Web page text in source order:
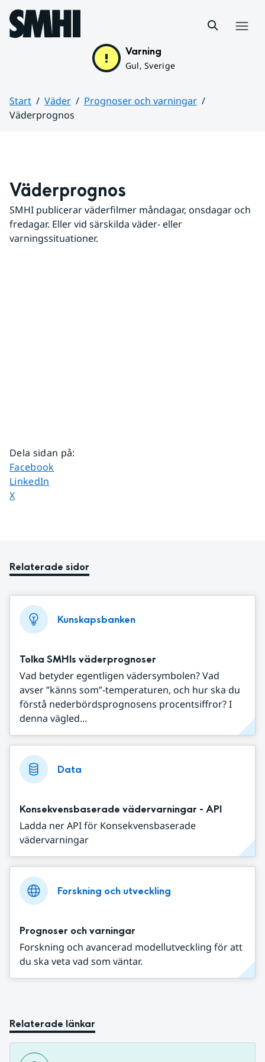
Hoppa till sidans innehåll
Varning
Gul, Sverige
Start Väder
Prognoser och varningar
Väderprognos
Väderprognos
SMHI publicerar väderfilmer måndagar, onsdagar och
fredagar. Eller vid särskilda väder- eller
varningssituationer.
Dela sidan på:
Dela sidan på
Facebook
Dela sidan på
LinkedIn
Dela sidan på
X
Relaterade sidor
Kunskapsbanken
Tolka SMHIs väderprognoser
Vad betyder egentligen vädersymbolen? Vad
avser ”känns som”-temperaturen, och hur ska du
förstå nederbördsprognosens procentsiffror? I
denna vägled...
Data
Konsekvensbaserade vädervarningar - API
Ladda ner API för Konsekvensbaserade
vädervarningar
Forskning och utveckling
Prognoser och varningar
Forskning och avancerad modellutveckling för att
du ska veta vad som väntar.
Relaterade länkar